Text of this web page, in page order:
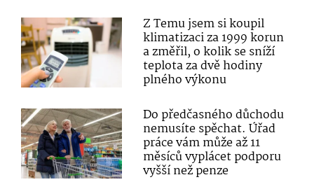
Z Temu jsem si koupil
klimatizaci za 1999 korun
a změřil, o kolik se sníží
teplota za dvě hodiny
plného výkonu
Do předčasného důchodu
nemusíte spěchat. Úřad
práce vám může až 11
měsíců vyplácet podporu
vyšší než penze